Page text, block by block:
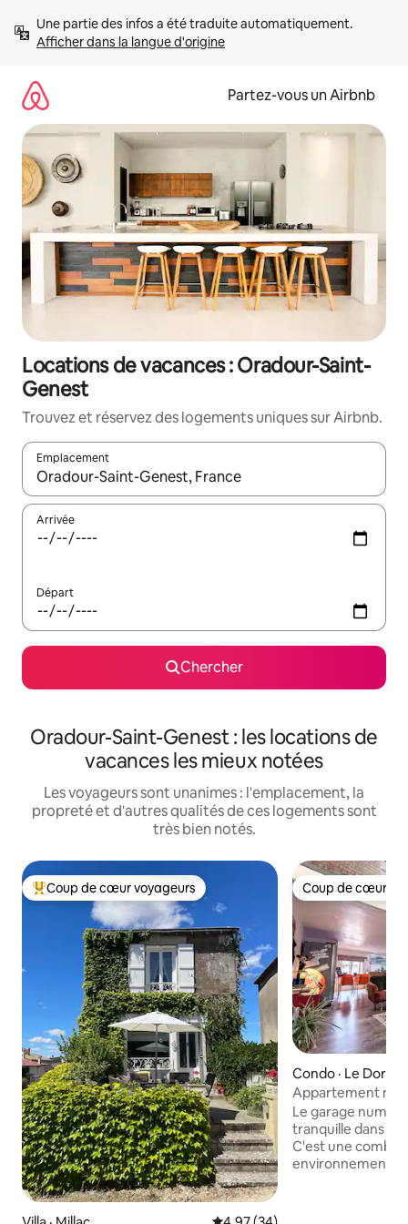
directement
Afficher dans la langue d'origine
Partez-vous un Airbnb
Locations de vacances : Oradour-Saint-
Genest
Trouvez et réservez des logements uniques sur Airbnb.
Emplacement
Quand les résultats sont affichés, parcourez-les en utilisant
Arrivée
Départ
Chercher
Oradour-Saint-Genest : les locations de
vacances les mieux notées
Les voyageurs sont unanimes : l'emplacement, la
propreté et d'autres qualités de ces logements sont
très bien notés.
Coup de cœur voyageurs parmi les plus aimés
Coup de cœur voyageurs Coup de cœur
Coup de cœur
Condo · Le Dorat
Appartement
stationnement,
Le garage
tranquille dans le
C'est une
environnement